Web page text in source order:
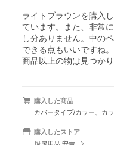
ライトブラウンを購入
ています。また、非常
し分ありません。中の
できる点もいいですね
商品以上の物は見つかり
購入した商品
カバータイプ/カラー、カ
購入したストア
厨房用品 安吉